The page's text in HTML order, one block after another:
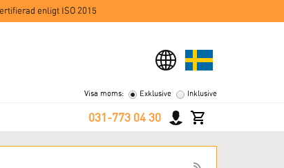
enligt ISO 2015
Visa moms: Exklusive Inklusive
031-773 04 30